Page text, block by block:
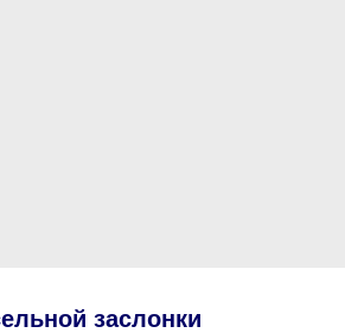
заслонки